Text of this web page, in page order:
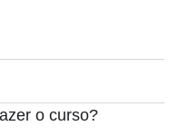
o curso?